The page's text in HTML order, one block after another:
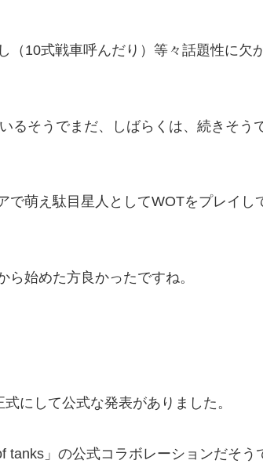
10式戦車呼んだり）等々話題性に欠
そうでまだ、しばらくは、続きそう
萌え駄目星人としてWOTをプレイし
始めた方良かったですね。
にして公式な発表がありました。
tanks」の公式コラボレーションだそう